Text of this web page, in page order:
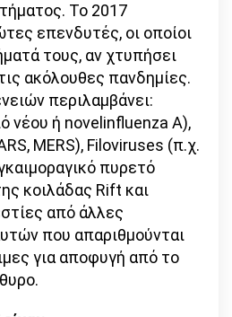
Το 2017
επενδυτές, οι οποίοι
τους, αν χτυπήσει
ακόλουθες πανδημίες.
περιλαμβάνει:
νέου ή novelinfluenza Α),
MERS), Filoviruses (π.χ.
πυρετό
κοιλάδας Rift και
από άλλες
που απαριθμούνται
για αποφυγή από το